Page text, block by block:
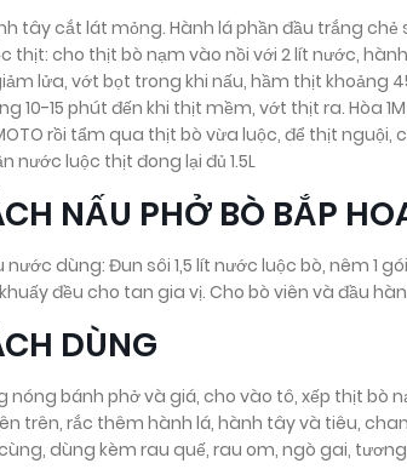
tây cắt lát mỏng. Hành lá phần đầu trắng chẻ
thịt: cho thịt bò nạm vào nồi với 2 lít nước,
lửa, vớt bọt trong khi nấu, hầm thịt khoảng
10-15 phút đến khi thịt mềm, vớt thịt ra. Hòa
rồi tẩm qua thịt bò vừa luộc, để thịt nguội,
nước luộc thịt đong lại đủ 1.5L
NẤU PHỞ BÒ BẮP
nước dùng: Đun sôi 1,5 lít nước luộc bò, nêm 1
đều cho tan gia vị. Cho bò viên và đầu
DÙNG
nóng bánh phở và giá, cho vào tô, xếp thịt bò
trên, rắc thêm hành lá, hành tây và tiêu,
dùng kèm rau quế, rau om, ngò gai,